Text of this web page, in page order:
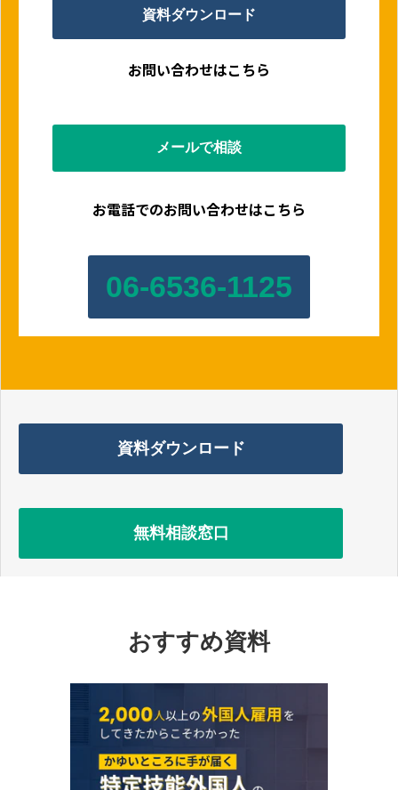
資料ダウンロード
お問い合わせはこちら
メールで相談
お電話でのお問い合わせはこちら
06-6536-1125
資料ダウンロード
無料相談窓口
おすすめ資料